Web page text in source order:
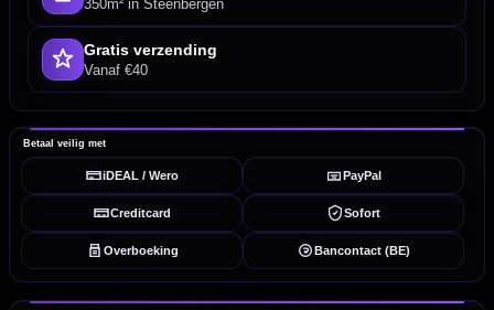
350m² in Steenbergen
Gratis verzending
Vanaf €40
Betaal veilig met
iDEAL / Wero PayPal
Creditcard Sofort
Overboeking Bancontact (BE)